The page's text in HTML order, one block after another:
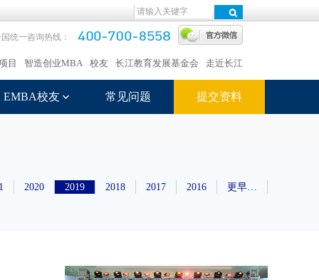
统一咨询热线：
目 智造创业MBA 校友 长江教育发展基金会 走近长江
EMBA校友 常见问题 提交资料
更早…
2016
2017
2018
2019
2020